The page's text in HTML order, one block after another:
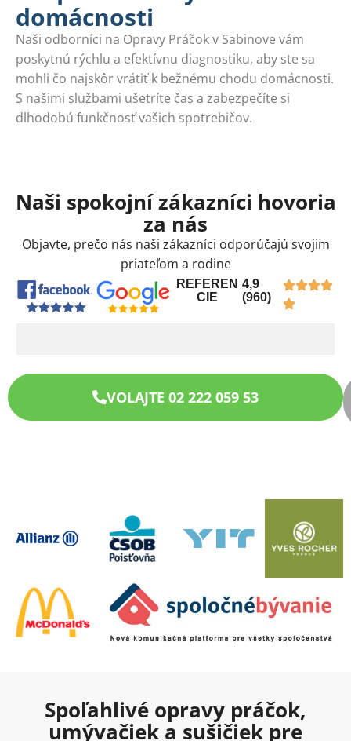
domácnosti
Naši odborníci na Opravy Práčok v Sabinove vám
poskytnú rýchlu a efektívnu diagnostiku, aby ste sa
mohli čo najskôr vrátiť k bežnému chodu domácnosti.
S našimi službami ušetríte čas a zabezpečíte si
dlhodobú funkčnosť vašich spotrebičov.
Naši spokojní zákazníci hovoria
za nás
Objavte, prečo nás naši zákazníci odporúčajú svojim
priateľom a rodine
REFEREN
CIE
4,9
(960)
VOLAJTE 02 222 059 53
Spoľahlivé opravy práčok,
umývačiek a sušičiek pre